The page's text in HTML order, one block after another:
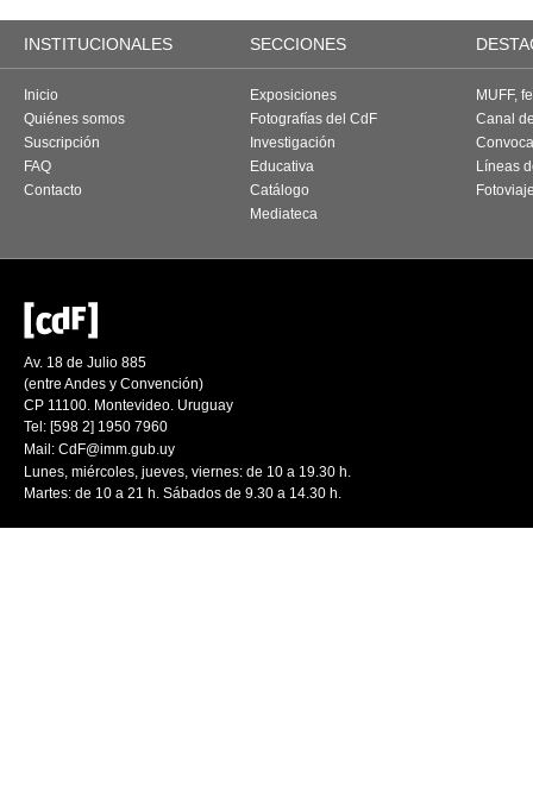
INSTITUCIONALES SECCIONES
Inicio
Quiénes somos
Suscripción
FAQ
Contacto
Exposiciones
Fotografías del CdF
Investigación
Educativa
Catálogo
Mediateca
MUFF,
Canal
Líneas
Av. 18 de Julio 885
(entre Andes y Convención)
CP 11100. Montevideo. Uruguay
Tel: [598 2] 1950 7960
Mail: CdF@imm.gub.uy
Lunes, miércoles, jueves, viernes: de 10 a 19.30 h.
Martes: de 10 a 21 h. Sábados de 9.30 a 14.30 h.